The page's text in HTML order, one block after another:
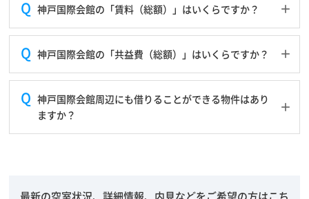
神戸国際会館の「賃料（総額）」はいくらですか？
神戸国際会館の「共益費（総額）」はいくらですか？
神戸国際会館周辺にも借りることができる物件はあり
ますか？